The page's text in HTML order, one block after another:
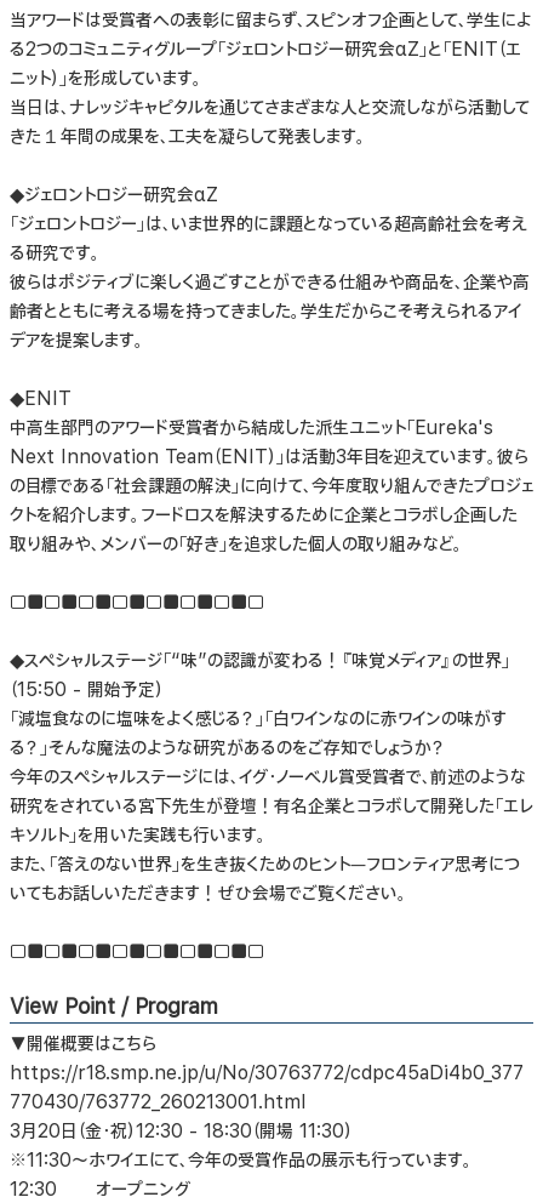
当アワードは受賞者への表彰に留まらず、スピンオフ企画として、学生によ
る2つのコミュニティグループ「ジェロントロジー研究会αZ」と「ENIT（エ
ニット）」を形成しています。
当日は、ナレッジキャピタルを通じてさまざまな人と交流しながら活動して
きた１年間の成果を、工夫を凝らして発表します。
◆ジェロントロジー研究会αZ
「ジェロントロジー」は、いま世界的に課題となっている超高齢社会を考え
る研究です。
彼らはポジティブに楽しく過ごすことができる仕組みや商品を、企業や高
齢者とともに考える場を持ってきました。学生だからこそ考えられるアイ
デアを提案します。
◆ENIT
中高生部門のアワード受賞者から結成した派生ユニット「Eureka's
Next Innovation Team（ENIT）」は活動3年目を迎えています。彼ら
の目標である「社会課題の解決」に向けて、今年度取り組んできたプロジェ
クトを紹介します。フードロスを解決するために企業とコラボし企画した
取り組みや、メンバーの「好き」を追求した個人の取り組みなど。
□■□■□■□■□■□■□■□
◆スペシャルステージ「“味”の認識が変わる！『味覚メディア』の世界」
（15:50 - 開始予定）
「減塩食なのに塩味をよく感じる？」「白ワインなのに赤ワインの味がす
る？」そんな魔法のような研究があるのをご存知でしょうか？
今年のスペシャルステージには、イグ・ノーベル賞受賞者で、前述のような
研究をされている宮下先生が登壇！有名企業とコラボして開発した「エレ
キソルト」を用いた実践も行います。
また、「答えのない世界」を生き抜くためのヒント―フロンティア思考につ
いてもお話しいただきます！ぜひ会場でご覧ください。
□■□■□■□■□■□■□■□
View Point / Program
▼開催概要はこちら
https://r18.smp.ne.jp/u/No/30763772/cdpc45aDi4b0_377
770430/763772_260213001.html
3月20日（金・祝）12:30 - 18:30（開場 11:30）
※11:30～ホワイエにて、今年の受賞作品の展示も行っています。
12:30 オープニング